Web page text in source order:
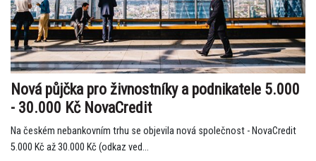
Nová půjčka pro živnostníky a podnikatele 5.000
- 30.000 Kč NovaCredit
Na českém nebankovním trhu se objevila nová společnost - NovaCredit
5.000 Kč až 30.000 Kč (odkaz ved...